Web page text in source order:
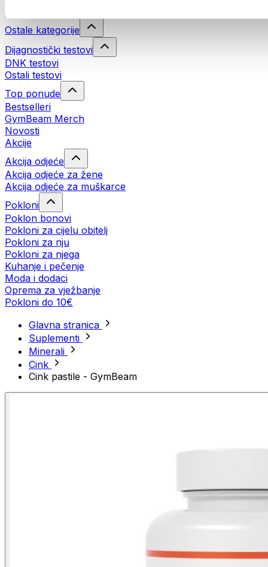
Ostale kategorije
Dijagnostički testovi
DNK testovi
Ostali testovi
Top ponude
Bestselleri
GymBeam Merch
Novosti
Akcije
Akcija odjeće
Akcija odjeće za žene
Akcija odjeće za muškarce
Pokloni
Poklon bonovi
Pokloni za cijelu obitelj
Pokloni za nju
Pokloni za njega
Kuhanje i pečenje
Moda i dodaci
Oprema za vježbanje
Pokloni do 10€
Glavna stranica
Suplementi
Minerali
Cink
Cink pastile - GymBeam